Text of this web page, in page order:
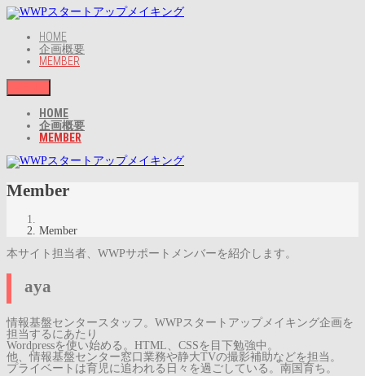
HOME
企画概要
MEMBER
HOME
企画概要
MEMBER
Member
Member
本サイト担当者、WWPサポートメンバーを紹介します。
aya
情報基盤センタースタッフ。WWPスタートアップメイキング企画を
担当するにあたり
Wordpressを使い始める。HTML、CSSを目下勉強中。
他、情報基盤センター窓口業務や静大TVの撮影補助などを担当。
プライベートは育児に追われる日々を過ごしている。南国育ち。